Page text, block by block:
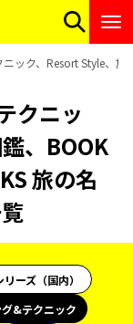
ック、Resort Style、
クニッ
、BOOK
旅の名
ーズ（国内）
&テクニック